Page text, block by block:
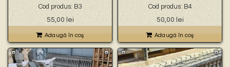
Cod produs: B3
55,00 lei
Adaugă în coş
Cod produs: B4
50,00 lei
Adaugă în coş